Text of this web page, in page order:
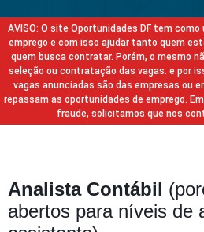
AVISO: O site Oportunidades DF tem
emprego e com isso ajudar tanto quem
quem busca contratar. Porém, o mesmo
seleção ou contratação das vagas. e por
vagas anunciadas são das empresas ou
repassam as oportunidades de emprego.
fraude, solicitamos que nos
Analista Contábil
abertos para níveis de